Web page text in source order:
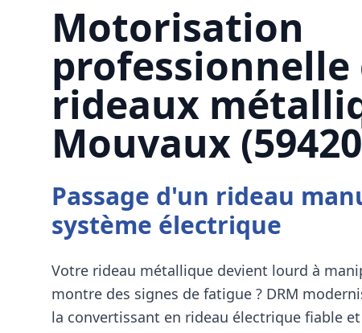
Motorisation
professionnelle
rideaux
Mouvaux
Passage d'un rideau
système électrique
Votre rideau métallique devient lourd à
montre des signes de fatigue ? DRM
la convertissant en rideau électrique fiable